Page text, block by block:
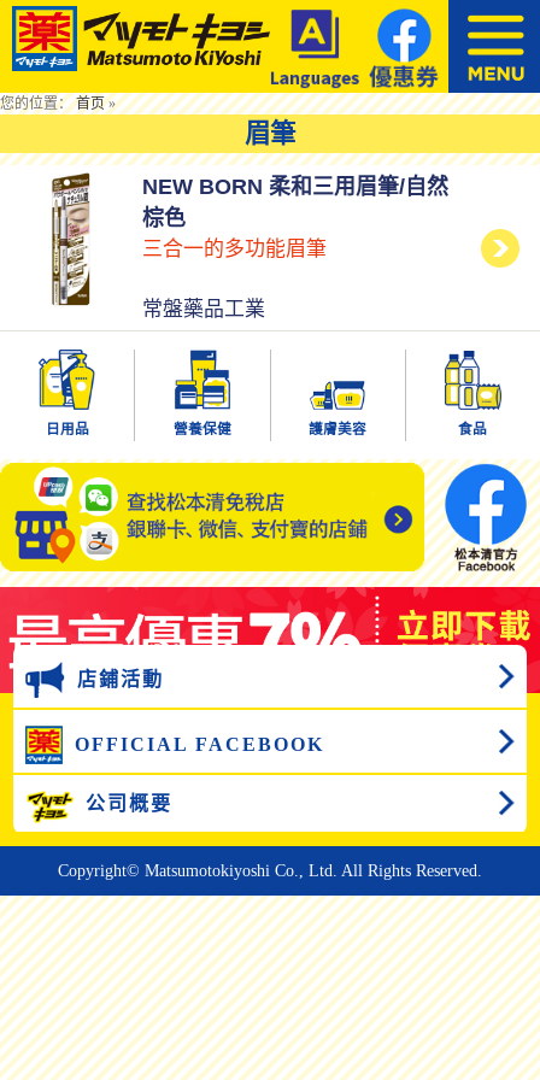
您的位置：首页»
眉筆
NEW BORN 柔和三用眉筆/自然
棕色
三合一的多功能眉筆
常盤藥品工業
日用品 營養保健 護膚美容 食品
店鋪活動
OFFICIAL FACEBOOK
公司概要
Copyright© Matsumotokiyoshi Co., Ltd. All Rights Reserved.